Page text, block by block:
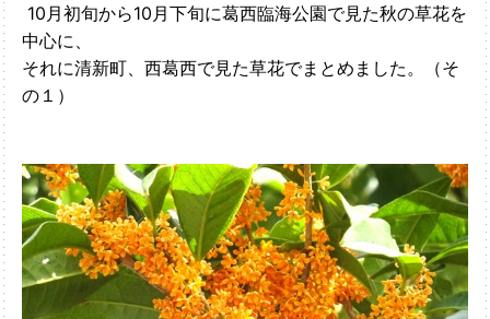
10月初旬から10月下旬に葛西臨海公園で見た秋の草花を
中心に、
それに清新町、西葛西で見た草花でまとめました。（そ
の１）